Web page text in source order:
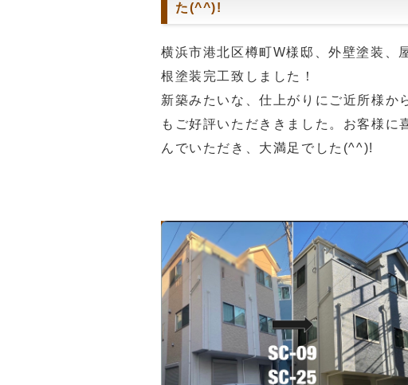
た(^^)!
横浜市港北区樽町W様邸、外壁塗装、
根塗装完工致しました！
新築みたいな、仕上がりにご近所様か
もご好評いただききました。お客様に
んでいただき、大満足でした(^^)!